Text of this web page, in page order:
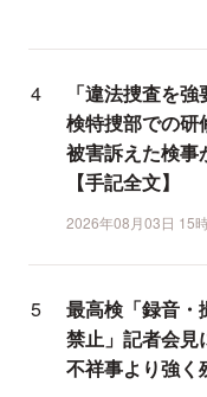
「違法捜査を
検特捜部での研
被害訴えた検事
【手記全文】
2026年08月03日 15
最高検「録音・
禁止」記者会見
不祥事より強く